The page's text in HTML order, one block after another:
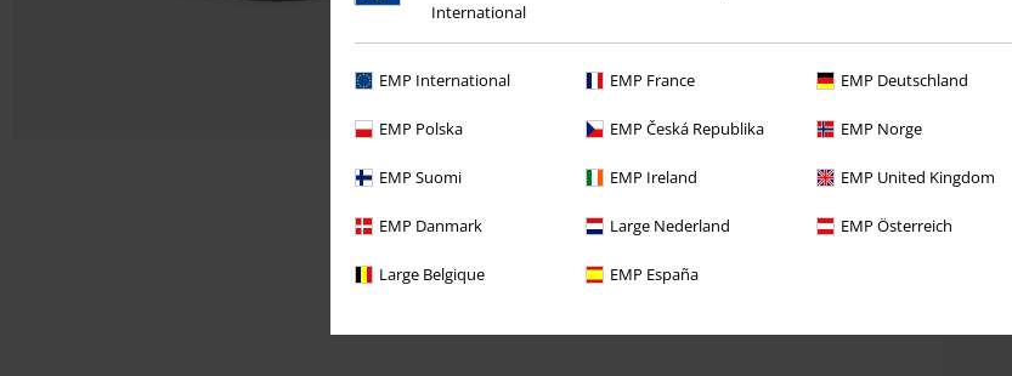
International
EMP International EMP France EMP Deutschland
EMP Polska EMP Česká Republika EMP Norge
EMP Suomi EMP Ireland EMP United Kingdom
EMP Danmark Large Nederland EMP Österreich
Large Belgique EMP España